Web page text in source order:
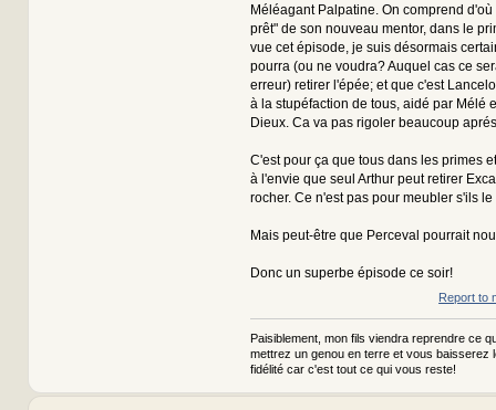
Méléagant Palpatine. On comprend d'où
prêt" de son nouveau mentor, dans le
vue cet épisode, je suis désormais
pourra (ou ne voudra? Auquel cas ce
erreur) retirer l'épée; et que c'est
à la stupéfaction de tous, aidé par Mélé
Dieux. Ca va pas rigoler beaucoup
C'est pour ça que tous dans les primes
à l'envie que seul Arthur peut retirer
rocher. Ce n'est pas pour meubler s'ils
Mais peut-être que Perceval pourrait
Donc un superbe épisode ce soir!
Report to
Paisiblement, mon fils viendra reprendre ce
mettrez un genou en terre et vous baisserez
fidélité car c'est tout ce qui vous reste!